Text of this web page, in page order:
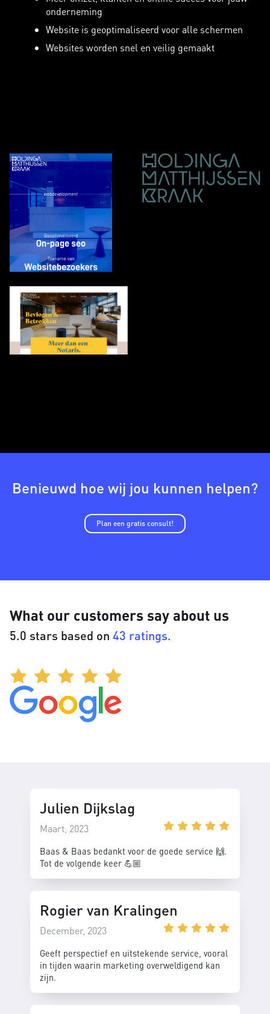
onderneming
Website is geoptimaliseerd voor alle schermen
Websites worden snel en veilig gemaakt
Benieuwd hoe wij jou kunnen helpen?
Plan een gratis consult!
What our customers say about us
5.0 stars based on 43 ratings.
Julien Dijkslag
Maart, 2023
Baas & Baas bedankt voor de goede service 🙌.
Tot de volgende keer 💪🏼
Rogier van Kralingen
December, 2023
Geeft perspectief en uitstekende service, vooral
in tijden waarin marketing overweldigend kan
zijn.